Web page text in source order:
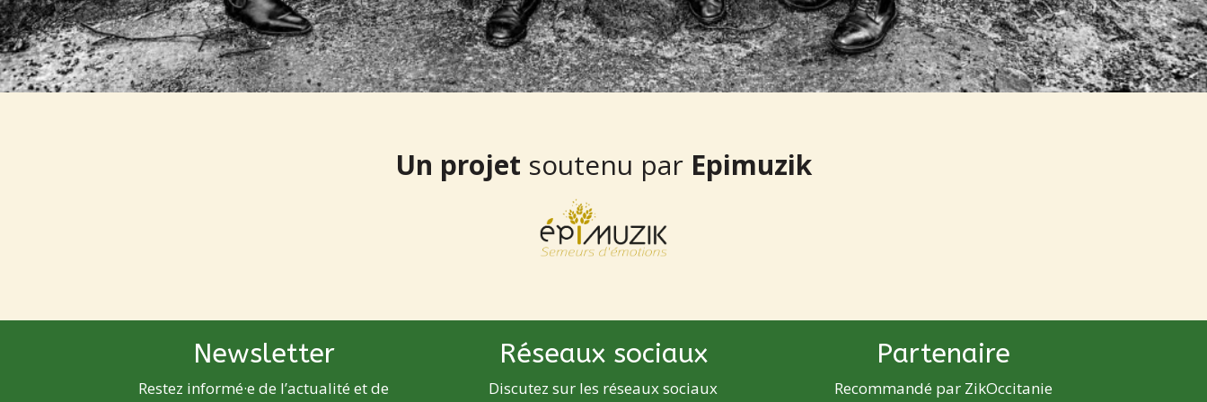
Un projet soutenu par Epimuzik
Newsletter
Restez informé·e de l’actualité et de
Réseaux sociaux
Discutez sur les réseaux sociaux
Partenaire
Recommandé par ZikOccitanie